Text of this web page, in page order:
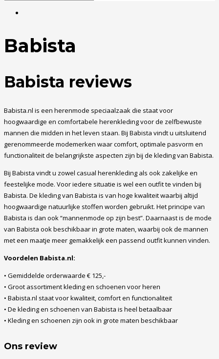
Babista
Babista reviews
Babista.nl is een herenmode speciaalzaak die staat voor
hoogwaardige en comfortabele herenkleding voor de zelfbewuste
mannen die midden in het leven staan. Bij Babista vindt u uitsluitend
gerenommeerde modemerken waar comfort, optimale pasvorm en
functionaliteit de belangrijkste aspecten zijn bij de kleding van Babista.
Bij Babista vindt u zowel casual herenkleding als ook zakelijke en
feestelijke mode. Voor iedere situatie is wel een outfit te vinden bij
Babista. De kleding van Babista is van hoge kwaliteit waarbij altijd
hoogwaardige natuurlijke stoffen worden gebruikt. Het principe van
Babista is dan ook “mannenmode op zijn best”. Daarnaast is de mode
van Babista ook beschikbaar in grote maten, waarbij ook de mannen
met een maatje meer gemakkelijk een passend outfit kunnen vinden.
Voordelen Babista.nl:
• Gemiddelde orderwaarde € 125,-
• Groot assortiment kleding en schoenen voor heren
• Babista.nl staat voor kwaliteit, comfort en functionaliteit
• De kleding en schoenen van Babista is heel betaalbaar
• Kleding en schoenen zijn ook in grote maten beschikbaar
Ons review